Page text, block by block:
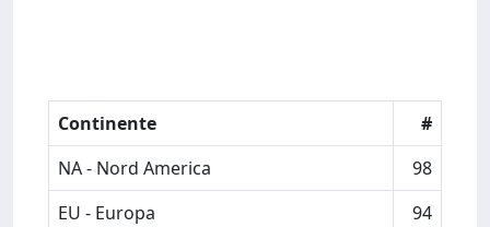
Continente
#
NA - Nord America
98
EU - Europa
94